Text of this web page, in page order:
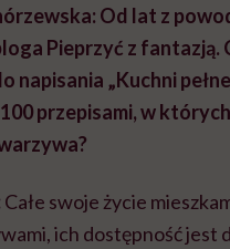
Od lat z
Pieprzyć z fantazją.
napisania „Kuchni
przepisami, w
Całe swoje życie
ich dostępność jest